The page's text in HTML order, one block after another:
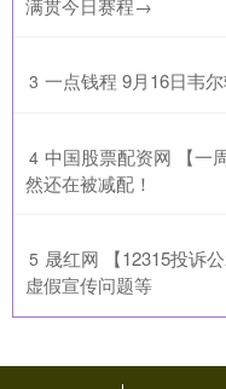
满贯今日赛程→
3 一点钱程 9月16日韦
4 中国股票配资网 【一
然还在被减配！
5 晟红网 【12315投诉
虚假宣传问题等